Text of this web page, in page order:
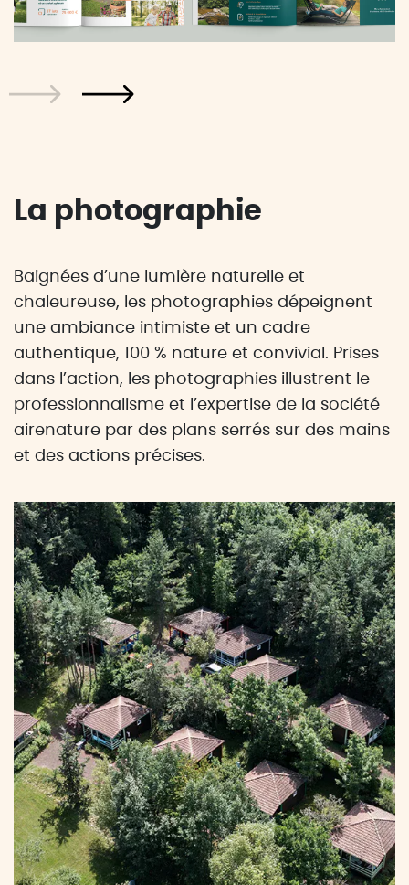
La photographie
Baignées d’une lumière naturelle et
chaleureuse, les photographies dépeignent
une ambiance intimiste et un cadre
authentique, 100 % nature et convivial. Prises
dans l’action, les photographies illustrent le
professionnalisme et l’expertise de la société
airenature par des plans serrés sur des mains
et des actions précises.